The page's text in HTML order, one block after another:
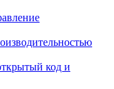
код и